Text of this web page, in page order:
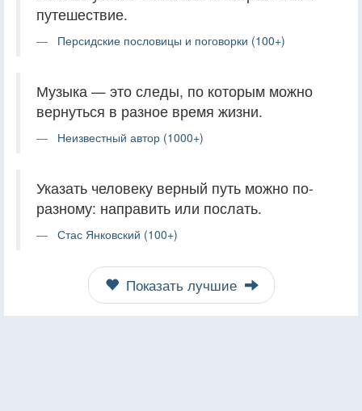
путешествие.
Персидские пословицы и поговорки (100+)
Музыка — это следы, по которым можно
вернуться в разное время жизни.
Неизвестный автор (1000+)
Указать человеку верный путь можно по-
разному: направить или послать.
Стас Янковский (100+)
Показать лучшие